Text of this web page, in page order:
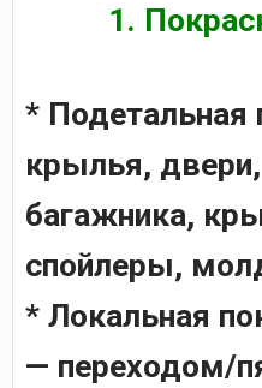
1.
* Подетальная
крылья,
багажника,
спойлеры,
* Локальная
— переходом/